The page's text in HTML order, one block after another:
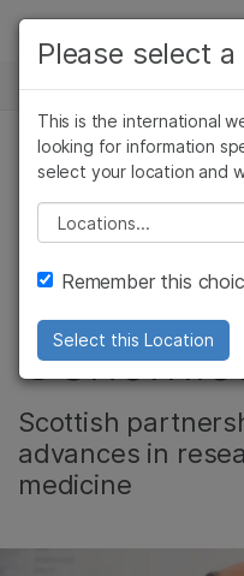
Skip to content
솔루션
학습
회사
지원
추천 링크
뉴스 센터
복합 질환 유전체학
Video:
Focus
Scottish
advances in
medicine
Please select
This is the international
looking for information
select your location and
Please select a
Remember this
Select this Location
암 연구
미생물학 연구
농업유전체학 연구
복합 질환 연구